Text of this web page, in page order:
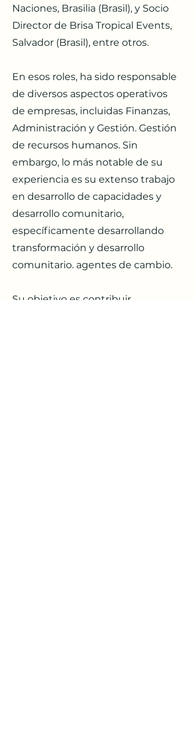
Naciones, Brasilia (Brasil), y Socio
Director de Brisa Tropical Events,
Salvador (Brasil), entre otros.
En esos roles, ha sido responsable
de diversos aspectos operativos
de empresas, incluidas Finanzas,
Administración y Gestión. Gestión
de recursos humanos. Sin
embargo, lo más notable de su
experiencia es su extenso trabajo
en desarrollo de capacidades y
desarrollo comunitario,
específicamente desarrollando
transformación y desarrollo
comunitario. agentes de cambio.
Su objetivo es contribuir